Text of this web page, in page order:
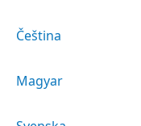
Čeština
Magyar